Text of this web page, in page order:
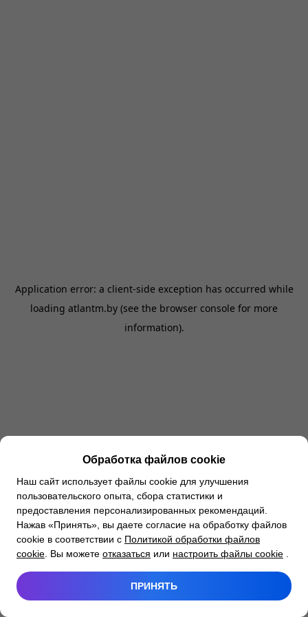
Application error: a client-side exception has occurred while
loading atlantm.by (see the browser console for more
information).
Обработка файлов cookie
Наш сайт использует файлы cookie для улучшения
пользовательского опыта, сбора статистики и
предоставления персонализированных рекомендаций.
Нажав «Принять», вы даете согласие на обработку файлов
cookie в соответствии с Политикой обработки файлов
cookie . Вы можете отказаться или настроить файлы cookie
ПРИНЯТЬ